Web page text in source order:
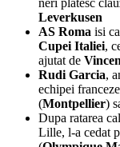
neri platesc
Leverkusen
AS Roma isi
Cupei Italiei,
ajutat de
Rudi Garcia,
echipei
(Montpellier)
Dupa ratarea
Lille, l-a cedat